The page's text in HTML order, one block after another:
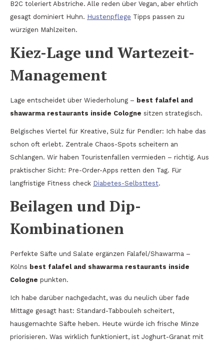
B2C toleriert Abstriche. Alle reden über Vegan, aber ehrlich
gesagt dominiert Huhn. Hustenpflege Tipps passen zu
würzigen Mahlzeiten.
Kiez-Lage und Wartezeit-
Management
Lage entscheidet über Wiederholung – best falafel and
shawarma restaurants inside Cologne sitzen strategisch.
Belgisches Viertel für Kreative, Sülz für Pendler: Ich habe das
schon oft erlebt. Zentrale Chaos-Spots scheitern an
Schlangen. Wir haben Touristenfallen vermieden – richtig. Aus
praktischer Sicht: Pre-Order-Apps retten den Tag. Für
langfristige Fitness check Diabetes-Selbsttest.
Beilagen und Dip-
Kombinationen
Perfekte Säfte und Salate ergänzen Falafel/Shawarma –
Kölns best falafel and shawarma restaurants inside
Cologne punkten.
Ich habe darüber nachgedacht, was du neulich über fade
Mittage gesagt hast: Standard-Tabbouleh scheitert,
hausgemachte Säfte heben. Heute würde ich frische Minze
priorisieren. Was wirklich funktioniert, ist Joghurt-Granat mit